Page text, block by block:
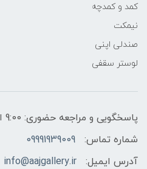
کمد و کمدچه
نیمکت
صندلی اپنی
لوستر سقفی
پاسخگویی و مراجعه حضوری: 9:00 الی14:00 و 16:00 تا 21:00
شماره تماس:
09991939009
آدرس ایمیل:
info@aajgallery.ir